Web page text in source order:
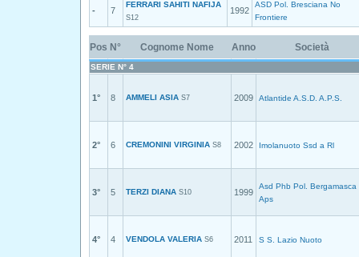
- 7
FERRARI SAHITI NAFIJA
S12
1992
ASD Pol. Bresciana No
Frontiere
Pos N° Cognome Nome Anno Società
SERIE N° 4
1° 8 AMMELI ASIA S7 2009 Atlantide A.S.D. A.P.S.
2° 6 CREMONINI VIRGINIA S8 2002 Imolanuoto Ssd a Rl
3° 5 TERZI DIANA S10 1999
Asd Phb Pol. Bergamasca
Aps
4° 4 VENDOLA VALERIA S6 2011 S S. Lazio Nuoto